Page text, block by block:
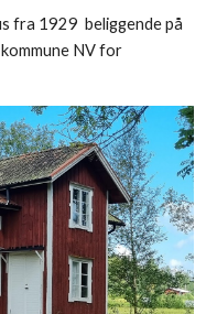
fra 1929 beliggende på
NV for